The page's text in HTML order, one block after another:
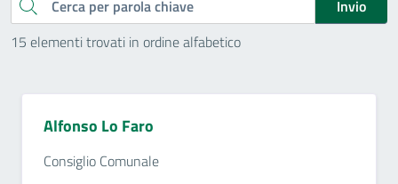
Cerca
Invio
15 elementi trovati in ordine alfabetico
Alfonso Lo Faro
Consiglio Comunale